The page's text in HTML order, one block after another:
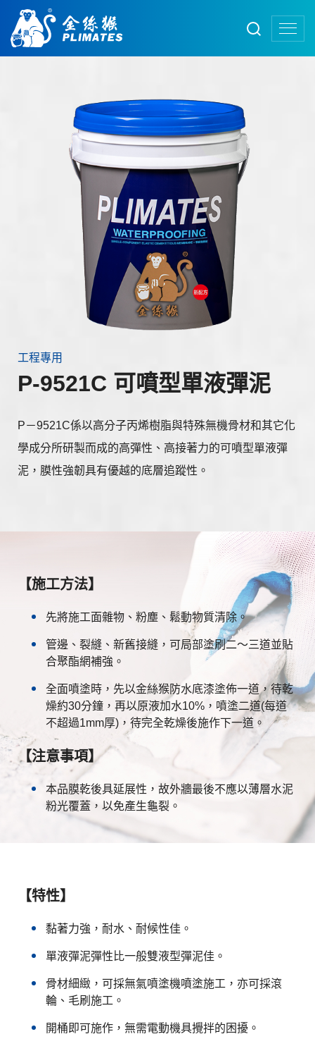
工程專用
P-9521C 可噴型單液彈泥
P－9521C係以高分子丙烯樹脂與特殊無機骨材和其它化
學成分所研製而成的高彈性、高接著力的可噴型單液彈
泥，膜性強韌具有優越的底層追蹤性。
【施工方法】
先將施工面雜物、粉塵、鬆動物質清除。
管邊、裂縫、新舊接縫，可局部塗刷二～三道並貼
合聚酯網補強。
全面噴塗時，先以金絲猴防水底漆塗佈一道，待乾
燥約30分鐘，再以原液加水10%，噴塗二道(每道
不超過1mm厚)，待完全乾燥後施作下一道。
【注意事項】
本品膜乾後具延展性，故外牆最後不應以薄層水泥
粉光覆蓋，以免產生龜裂。
【特性】
黏著力強，耐水、耐候性佳。
單液彈泥彈性比一般雙液型彈泥佳。
骨材細緻，可採無氣噴塗機噴塗施工，亦可採滾
輪、毛刷施工。
開桶即可施作，無需電動機具攪拌的困擾。